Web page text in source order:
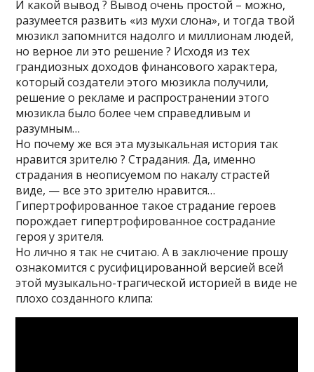
И какой вывод ? Вывод очень простой – можно,
разумеется развить «из мухи слона», и тогда твой
мюзикл запомнится надолго и миллионам людей,
но верное ли это решение ? Исходя из тех
грандиозных доходов финансового характера,
который создатели этого мюзикла получили,
решение о рекламе и распространении этого
мюзикла было более чем справедливым и
разумным…
Но почему же вся эта музыкальная история так
нравится зрителю ? Страдания. Да, именно
страдания в неописуемом по накалу страстей
виде, — все это зрителю нравится…
Гипертрофированное такое страдание героев
порождает гипертрофированное сострадание
героя у зрителя.
Но лично я так не считаю. А в заключение прошу
ознакомится с русифицированной версией всей
этой музыкально-трагической историей в виде не
плохо созданного клипа: